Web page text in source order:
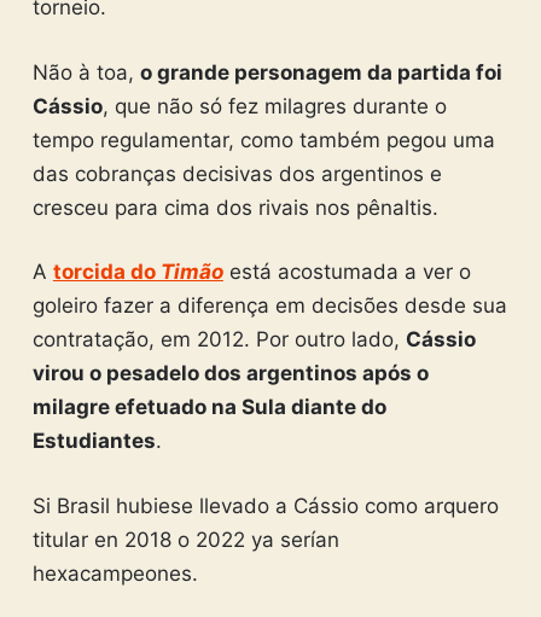
torneio.
Não à toa, o grande personagem da partida foi
Cássio, que não só fez milagres durante o
tempo regulamentar, como também pegou uma
das cobranças decisivas dos argentinos e
cresceu para cima dos rivais nos pênaltis.
A torcida do Timãoestá acostumada a ver o
goleiro fazer a diferença em decisões desde sua
contratação, em 2012. Por outro lado, Cássio
virou o pesadelo dos argentinos após o
milagre efetuado na Sula diante do
Estudiantes.
Si Brasil hubiese llevado a Cássio como arquero
titular en 2018 o 2022 ya serían
hexacampeones.